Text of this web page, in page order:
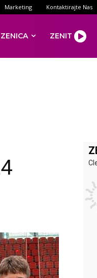
Marketing Kontaktirajte Nas
ZENICA ZENIT